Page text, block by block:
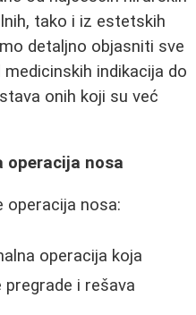
tako i iz estetskih
detaljno objasniti sve
indikacija do
onih koji su već
operacija nosa
operacija nosa:
operacija koja
pregrade i rešava